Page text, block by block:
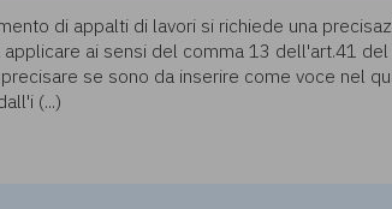
di appalti di lavori si richiede una
ai sensi del comma 13 dell'art.41 del
se sono da inserire come voce nel
(...)